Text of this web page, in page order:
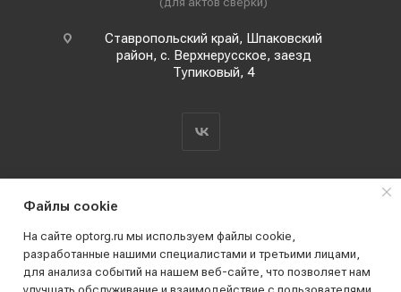
Ставропольский край, Шпаковский
район, с. Верхнерусское, заезд
Тупиковый, 4
2019 - 2026 © АО КПК "Ставропольстройопторг"
Файлы cookie
На сайте optorg.ru мы используем файлы cookie,
разработанные нашими специалистами и третьими лицами,
для анализа событий на нашем веб-сайте, что позволяет нам